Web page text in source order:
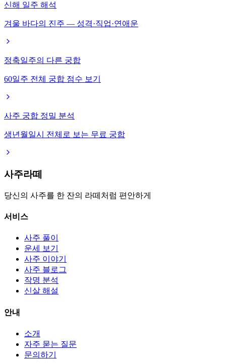
신해 일주 해석
겨울 바다의 진주 — 성격·직업·연애운
정축일주의 다른 궁합
60일주 전체 궁합 점수 보기
사주 궁합 정밀 분석
생년월일시 전체로 보는 무료 궁합
사주라떼
당신의 사주를 한 잔의 라떼처럼 편안하게
서비스
사주 풀이
운세 보기
사주 이야기
사주 블로그
작명 분석
신살 해설
안내
소개
자주 묻는 질문
문의하기